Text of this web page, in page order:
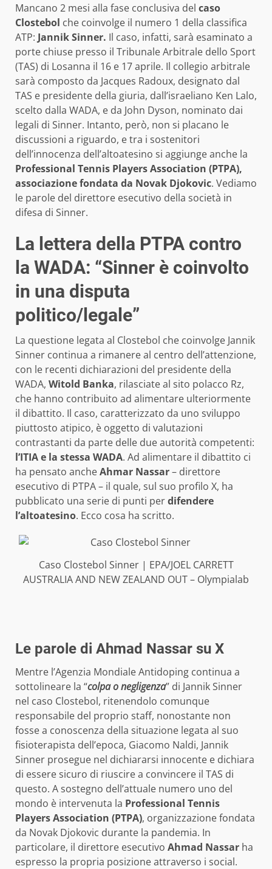
Mancano 2 mesi alla fase conclusiva del caso
Clostebol che coinvolge il numero 1 della classifica
ATP: Jannik Sinner. Il caso, infatti, sarà esaminato a
porte chiuse presso il Tribunale Arbitrale dello Sport
(TAS) di Losanna il 16 e 17 aprile. Il collegio arbitrale
sarà composto da Jacques Radoux, designato dal
TAS e presidente della giuria, dall’israeliano Ken Lalo,
scelto dalla WADA, e da John Dyson, nominato dai
legali di Sinner. Intanto, però, non si placano le
discussioni a riguardo, e tra i sostenitori
dell’innocenza dell’altoatesino si aggiunge anche la
Professional Tennis Players Association (PTPA),
associazione fondata da Novak Djokovic. Vediamo
le parole del direttore esecutivo della società in
difesa di Sinner.
La lettera della PTPA contro
la WADA: “Sinner è coinvolto
in una disputa
politico/legale”
La questione legata al Clostebol che coinvolge Jannik
Sinner continua a rimanere al centro dell’attenzione,
con le recenti dichiarazioni del presidente della
WADA, Witold Banka, rilasciate al sito polacco Rz,
che hanno contribuito ad alimentare ulteriormente
il dibattito. Il caso, caratterizzato da uno sviluppo
piuttosto atipico, è oggetto di valutazioni
contrastanti da parte delle due autorità competenti:
l’ITIA e la stessa WADA. Ad alimentare il dibattito ci
ha pensato ancheAhmar Nassar– direttore
esecutivo di PTPA – il quale, sul suo profilo X, ha
pubblicato una serie di punti perdifendere
l’altoatesino. Ecco cosa ha scritto.
Caso Clostebol Sinner | EPA/JOEL CARRETT
AUSTRALIA AND NEW ZEALAND OUT – Olympialab
Le parole di Ahmad Nassar su X
Mentre l’Agenzia Mondiale Antidoping continua a
sottolineare la “colpa o negligenza” di Jannik Sinner
nel caso Clostebol, ritenendolo comunque
responsabile del proprio staff, nonostante non
fosse a conoscenza della situazione legata al suo
fisioterapista dell’epoca, Giacomo Naldi, Jannik
Sinner prosegue nel dichiararsi innocente e dichiara
di essere sicuro di riuscire a convincere il TAS di
questo. A sostegno dell’attuale numero uno del
mondo è intervenuta la Professional Tennis
Players Association (PTPA), organizzazione fondata
da Novak Djokovic durante la pandemia. In
particolare, il direttore esecutivo Ahmad Nassar ha
espresso la propria posizione attraverso i social.